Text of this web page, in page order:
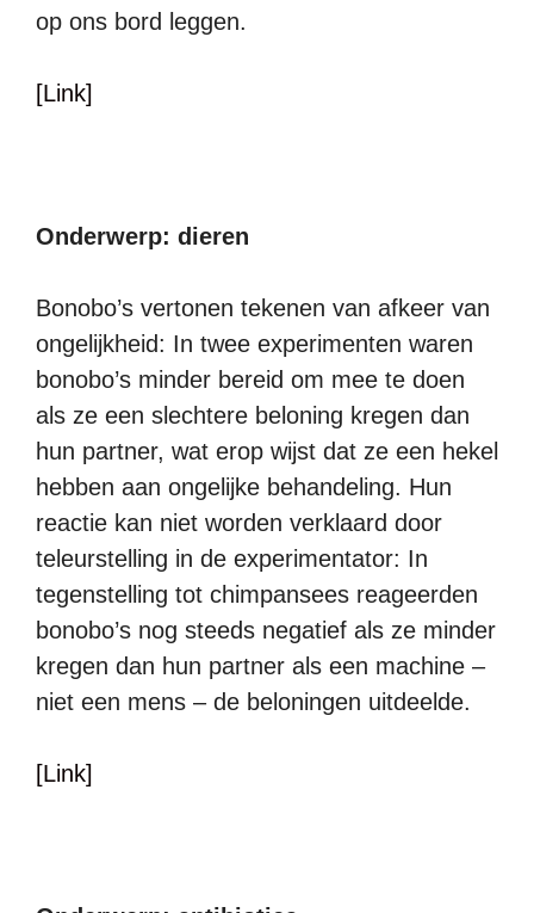
op ons bord leggen.
[Link]
Onderwerp: dieren
Bonobo’s vertonen tekenen van afkeer van
ongelijkheid: In twee experimenten waren
bonobo’s minder bereid om mee te doen
als ze een slechtere beloning kregen dan
hun partner, wat erop wijst dat ze een hekel
hebben aan ongelijke behandeling. Hun
reactie kan niet worden verklaard door
teleurstelling in de experimentator: In
tegenstelling tot chimpansees reageerden
bonobo’s nog steeds negatief als ze minder
kregen dan hun partner als een machine –
niet een mens – de beloningen uitdeelde.
[Link]